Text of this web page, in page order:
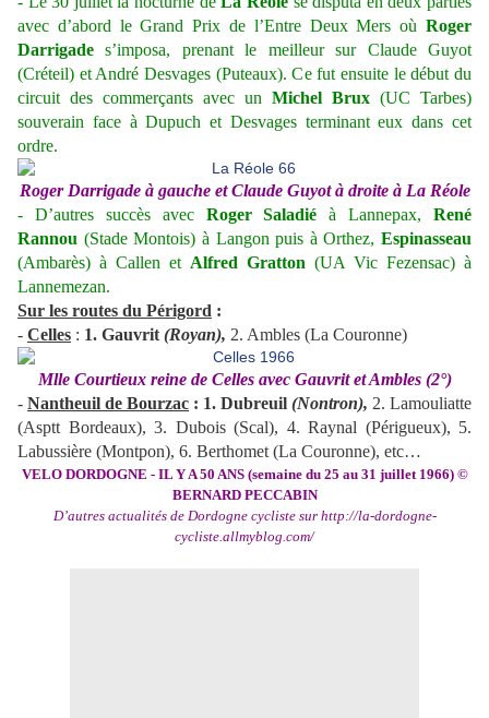
avec d’abord le Grand Prix de l’Entre Deux Mers où Roger
Darrigade s’imposa, prenant le meilleur sur Claude Guyot
(Créteil) et André Desvages (Puteaux). Ce fut ensuite le début du
circuit des commerçants avec un Michel Brux (UC Tarbes)
souverain face à Dupuch et Desvages terminant eux dans cet
ordre.
Roger Darrigade à gauche et Claude Guyot à droite à La Réole
- D’autres succès avec Roger Saladié à Lannepax, René
Rannou (Stade Montois) à Langon puis à Orthez, Espinasseau
(Ambarès) à Callen et Alfred Gratton (UA Vic Fezensac) à
Lannemezan.
Sur les routes du Périgord :
- Celles : 1. Gauvrit (Royan), 2. Ambles (La Couronne)
Mlle Courtieux reine de Celles avec Gauvrit et Ambles (2°)
- Nantheuil de Bourzac : 1. Dubreuil (Nontron), 2. Lamouliatte
(Asptt Bordeaux), 3. Dubois (Scal), 4. Raynal (Périgueux), 5.
Labussière (Montpon), 6. Berthomet (La Couronne), etc…
VELO DORDOGNE - IL Y A 50 ANS (semaine du 25 au 31 juillet 1966) ©
BERNARD PECCABIN
D’autres actualités de Dordogne cycliste sur http://la-dordogne-
cycliste.allmyblog.com/